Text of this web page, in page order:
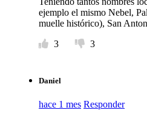
ejemplo el mismo Nebel,
muelle histórico), San
3
3
Daniel
hace 1 mes Responder